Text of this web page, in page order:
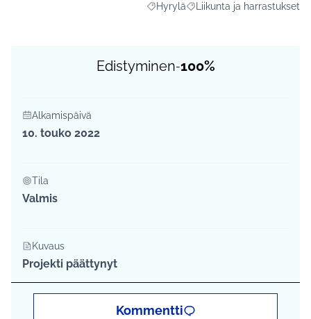
Rajaa tulokset aihepiirin mukaan:
Hyrylä Rajaa tulokset teeman
Liikunta ja harrastukset
Edistyminen-100%
Alkamispäivä
10. touko 2022
Tila
Valmis
Kuvaus
Projekti päättynyt
Kommentti